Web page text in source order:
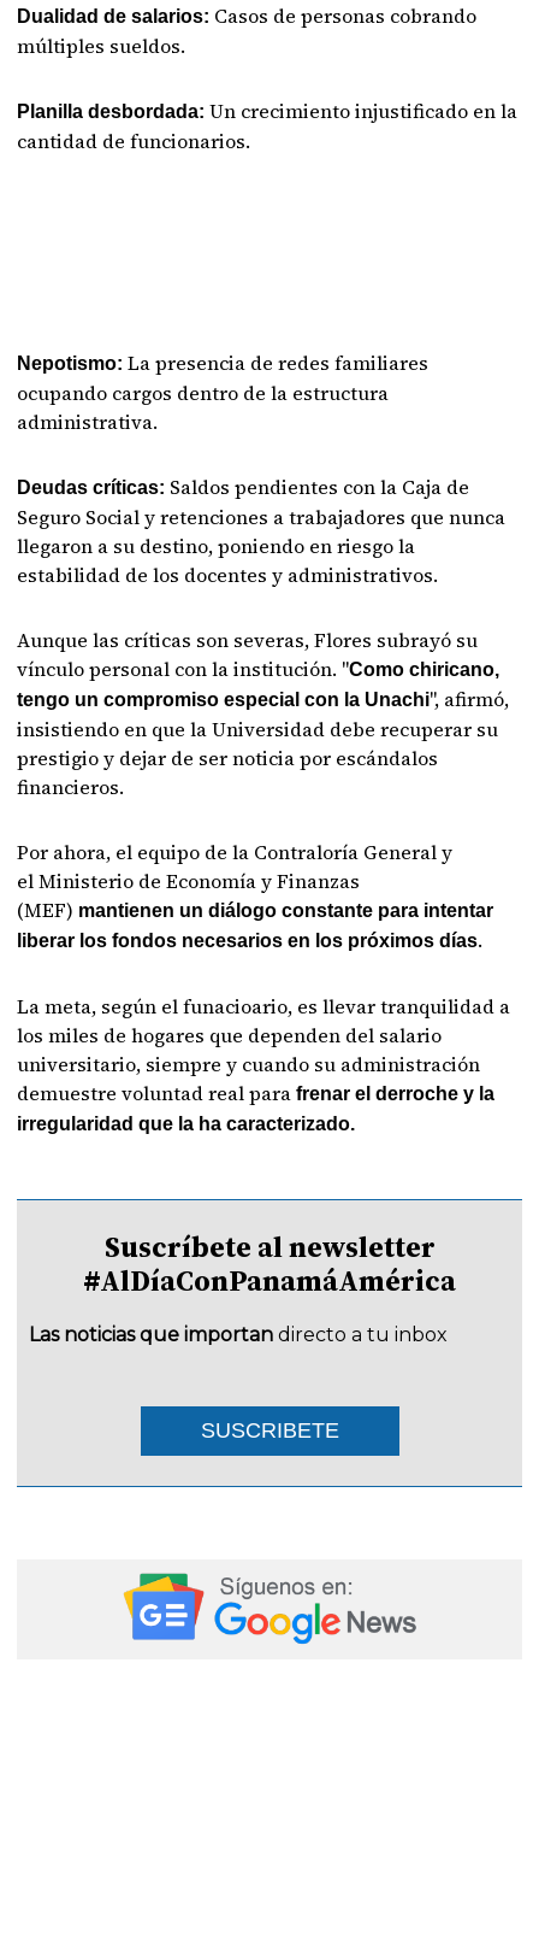
Dualidad de salarios: Casos de personas cobrando
múltiples sueldos.
Planilla desbordada: Un crecimiento injustificado en la
cantidad de funcionarios.
Nepotismo: La presencia de redes familiares
ocupando cargos dentro de la estructura
administrativa.
Deudas críticas: Saldos pendientes con la Caja de
Seguro Social y retenciones a trabajadores que nunca
llegaron a su destino, poniendo en riesgo la
estabilidad de los docentes y administrativos.
Aunque las críticas son severas, Flores subrayó su
vínculo personal con la institución. "Como chiricano,
tengo un compromiso especial con la Unachi", afirmó,
insistiendo en que la Universidad debe recuperar su
prestigio y dejar de ser noticia por escándalos
financieros.
Por ahora, el equipo de la Contraloría General y
el Ministerio de Economía y Finanzas
(MEF) mantienen un diálogo constante para intentar
liberar los fondos necesarios en los próximos días.
La meta, según el funacioario, es llevar tranquilidad a
los miles de hogares que dependen del salario
universitario, siempre y cuando su administración
demuestre voluntad real parafrenar el derroche y la
irregularidad que la ha caracterizado.
Suscríbete al newsletter
#AlDíaConPanamáAmérica
Las noticias que importan directo a tu inbox
SUSCRIBETE